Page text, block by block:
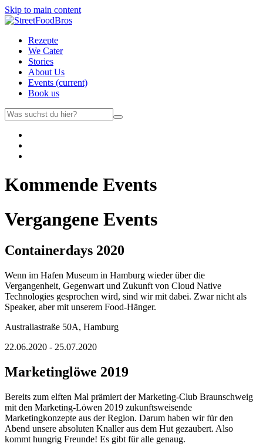
Skip to main content
Rezepte
We Cater
Stories
About Us
Events (current)
Book us
Kommende Events
Vergangene Events
Containerdays 2020
Wenn im Hafen Museum in Hamburg wieder über die
Vergangenheit, Gegenwart und Zukunft von Cloud Native
Technologies gesprochen wird, sind wir mit dabei. Zwar nicht als
Speaker, aber mit unserem Food-Hänger.
Australiastraße 50A, Hamburg
22.06.2020 - 25.07.2020
Marketinglöwe 2019
Bereits zum elften Mal prämiert der Marketing-Club Braunschweig
mit den Marketing-Löwen 2019 zukunftsweisende
Marketingkonzepte aus der Region. Darum haben wir für den
Abend unsere absoluten Knaller aus dem Hut gezaubert. Also
kommt hungrig Freunde! Es gibt für alle genaug.